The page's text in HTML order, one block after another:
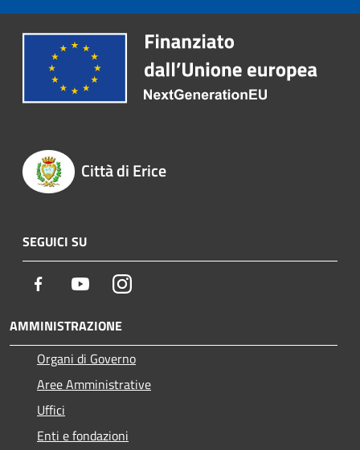
Città di Erice
SEGUICI SU
Facebook YoutubeInstagram
AMMINISTRAZIONE
Organi di Governo
Aree Amministrative
Uffici
Enti e fondazioni